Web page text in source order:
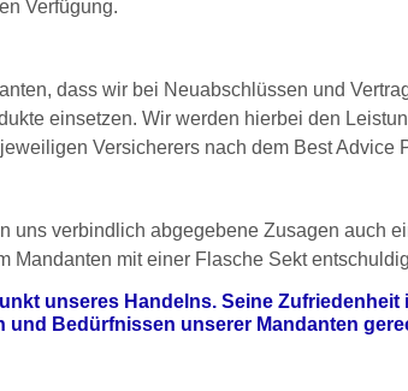
Verfügung.
dass wir bei Neuabschlüssen und
einsetzen. Wir werden hierbei den
Versicherers nach dem Best Advice
uns verbindlich abgegebene Zusagen auch
Mandanten mit einer Flasche Sekt
unseres Handelns. Seine
und Bedürfnissen unserer Mandanten